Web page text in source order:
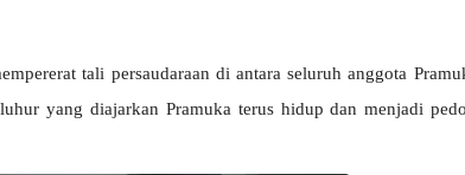
tali persaudaraan di antara seluruh anggota
yang diajarkan Pramuka terus hidup dan menjadi